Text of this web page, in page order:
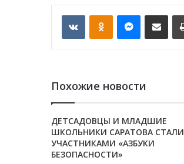
VKontakte
Похожие новости
ДЕТСАДОВЦЫ И МЛАДШИЕ
ШКОЛЬНИКИ САРАТОВА СТАЛИ
УЧАСТНИКАМИ «АЗБУКИ
БЕЗОПАСНОСТИ»